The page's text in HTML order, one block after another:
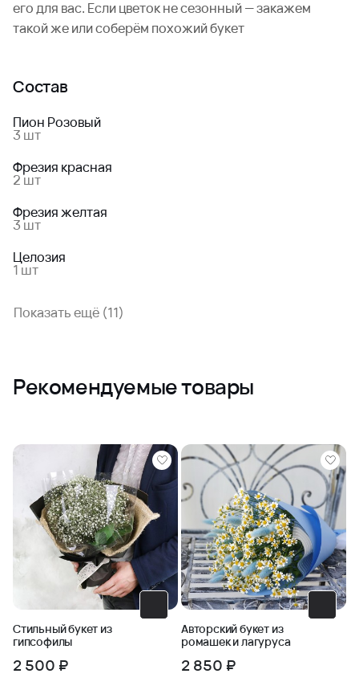
его для вас. Если цветок не сезонный — закажем
такой же или соберём похожий букет
Состав
Пион Розовый
3 шт
Фрезия красная
2 шт
Фрезия желтая
3 шт
Целозия
1 шт
Показать ещё (11)
Рекомендуемые товары
Стильный букет из
гипсофилы
2 500 ₽
Авторский букет из
ромашек и лагуруса
2 850 ₽